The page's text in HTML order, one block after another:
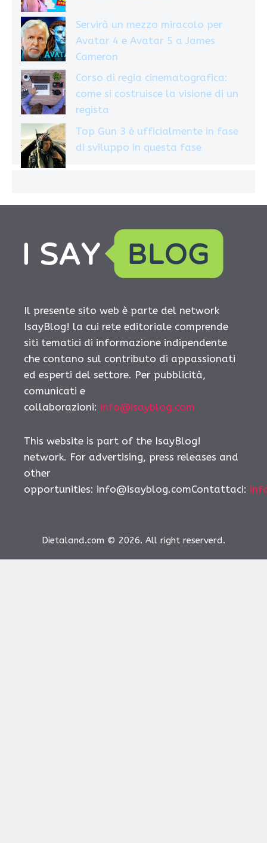
Servirà un mezzo miracolo per
Avatar 4 e Avatar 5 a James
Cameron
Corso di regia cinematografica:
come si costruisce la visione di un
regista
Top Gun 3 è ufficialmente in fase
di sviluppo in questa fase
Il presente sito web è parte del network
IsayBlog! la cui rete editoriale comprende
siti tematici di informazione indipendente
che contano sul contributo di appassionati
ed esperti del settore. Per pubblicità,
comunicati e
collaborazioni: info@isayblog.com
This website is part of the IsayBlog!
network. For advertising, press releases and
other
opportunities: info@isayblog.comContattaci:
Dietaland.com © 2026. All right reserverd.